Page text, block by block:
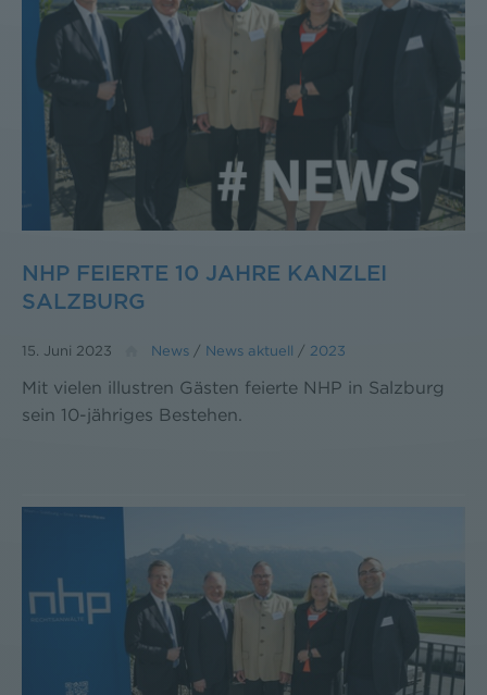
NHP FEIERTE 10 JAHRE KANZLEI
SALZBURG
15. Juni 2023 News / News aktuell / 2023
Mit vielen illustren Gästen feierte NHP in Salzburg
sein 10-jähriges Bestehen.